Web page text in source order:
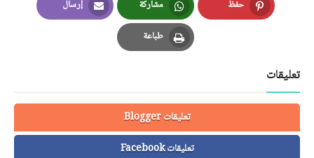
حفظ
Pinterest
مشاركة
Whatsapp
إرسال
Email
طباعة
Print
تعليقات
تعليقات Blogger
تعليقات Facebook